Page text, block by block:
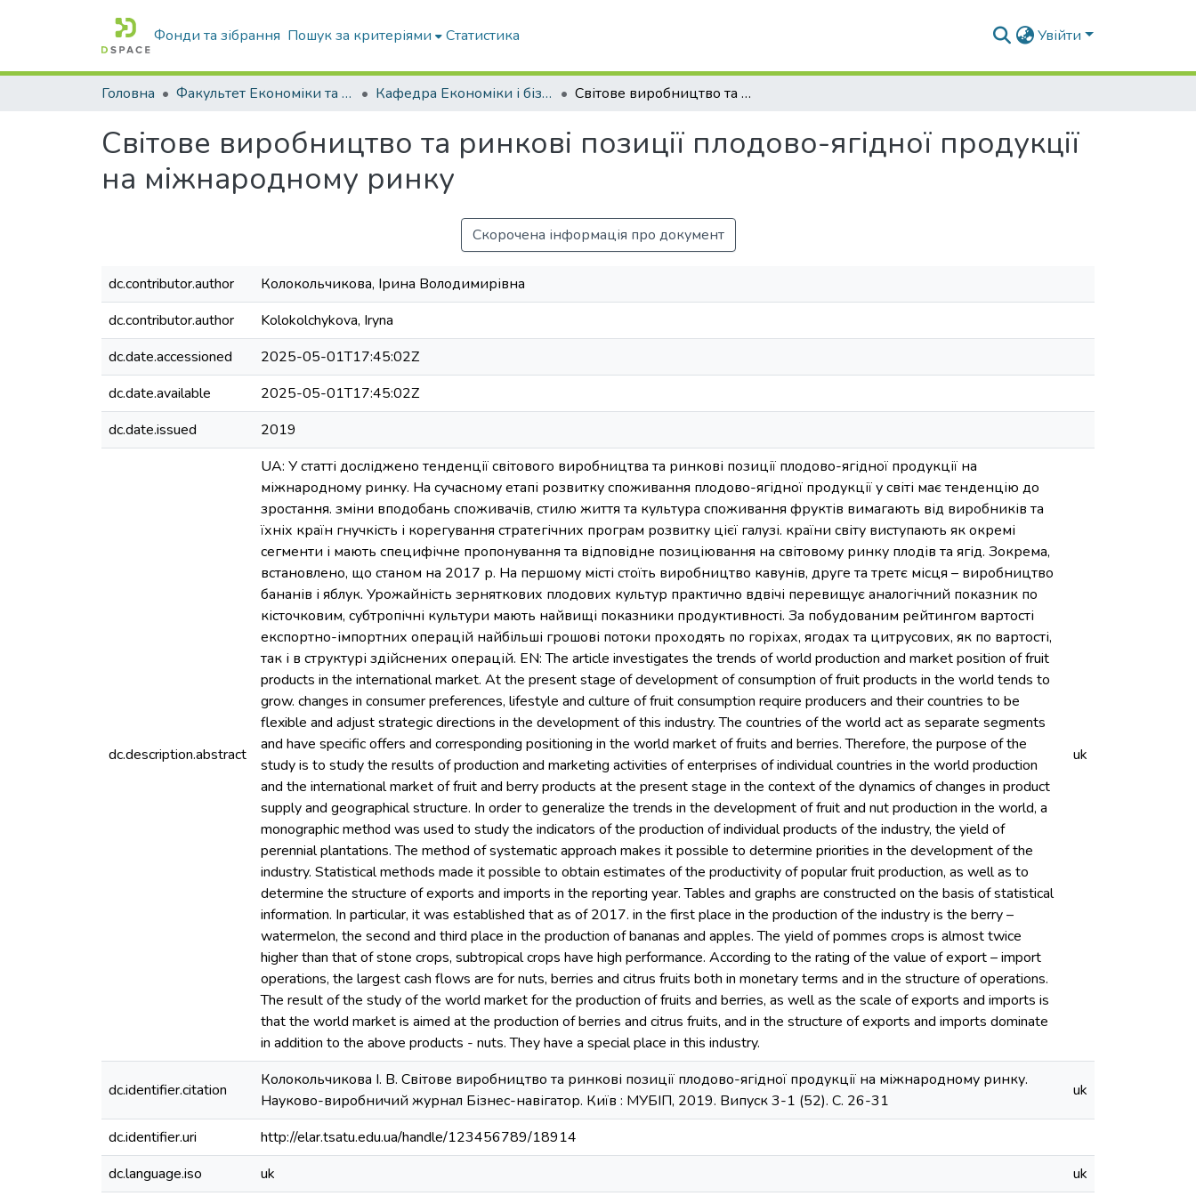
Фонди та зібрання Пошук за критеріями Статистика Увійти
Головна Факультет Економіки та бізнесу Кафедра Економіки і бізнесу Світове виробництво та ринкові позиції плодово-ягідної продукції на міжнародному ринку
Світове виробництво та ринкові позиції плодово-ягідної продукції
на міжнародному ринку
Скорочена інформація про документ
dc.contributor.author
Колокольчикова, Ірина Володимирівна
dc.contributor.author
Kolokolchykova, Iryna
dc.date.accessioned
2025-05-01T17:45:02Z
dc.date.available
2025-05-01T17:45:02Z
dc.date.issued
2019
dc.description.abstract
UA: У статті досліджено тенденції світового виробництва та ринкові позиції плодово-ягідної продукції на
міжнародному ринку. На сучасному етапі розвитку споживання плодово-ягідної продукції у світі має тенденцію до
зростання. зміни вподобань споживачів, стилю життя та культура споживання фруктів вимагають від виробників та
їхніх країн гнучкість і корегування стратегічних програм розвитку цієї галузі. країни світу виступають як окремі
сегменти і мають специфічне пропонування та відповідне позиціювання на світовому ринку плодів та ягід. Зокрема,
встановлено, що станом на 2017 р. На першому місті стоїть виробництво кавунів, друге та третє місця – виробництво
бананів і яблук. Урожайність зерняткових плодових культур практично вдвічі перевищує аналогічний показник по
кісточковим, субтропічні культури мають найвищі показники продуктивності. За побудованим рейтингом вартості
експортно-імпортних операцій найбільші грошові потоки проходять по горіхах, ягодах та цитрусових, як по вартості,
так і в структурі здійснених операцій. EN: The article investigates the trends of world production and market position of fruit
products in the international market. At the present stage of development of consumption of fruit products in the world tends to
grow. changes in consumer preferences, lifestyle and culture of fruit consumption require producers and their countries to be
flexible and adjust strategic directions in the development of this industry. The countries of the world act as separate segments
and have specific offers and corresponding positioning in the world market of fruits and berries. Therefore, the purpose of the
study is to study the results of production and marketing activities of enterprises of individual countries in the world production
and the international market of fruit and berry products at the present stage in the context of the dynamics of changes in product
supply and geographical structure. In order to generalize the trends in the development of fruit and nut production in the world, a
monographic method was used to study the indicators of the production of individual products of the industry, the yield of
perennial plantations. The method of systematic approach makes it possible to determine priorities in the development of the
industry. Statistical methods made it possible to obtain estimates of the productivity of popular fruit production, as well as to
determine the structure of exports and imports in the reporting year. Tables and graphs are constructed on the basis of statistical
information. In particular, it was established that as of 2017. in the first place in the production of the industry is the berry –
watermelon, the second and third place in the production of bananas and apples. The yield of pommes crops is almost twice
higher than that of stone crops, subtropical crops have high performance. According to the rating of the value of export – import
operations, the largest cash flows are for nuts, berries and citrus fruits both in monetary terms and in the structure of operations.
The result of the study of the world market for the production of fruits and berries, as well as the scale of exports and imports is
that the world market is aimed at the production of berries and citrus fruits, and in the structure of exports and imports dominate
in addition to the above products - nuts. They have a special place in this industry.
uk
dc.identifier.citation
Колокольчикова І. В. Світове виробництво та ринкові позиції плодово-ягідної продукції на міжнародному ринку.
Науково-виробничий журнал Бізнес-навігатор. Київ : МУБІП, 2019. Випуск 3-1 (52). С. 26-31
uk
dc.identifier.uri
http://elar.tsatu.edu.ua/handle/123456789/18914
dc.language.iso
uk
uk